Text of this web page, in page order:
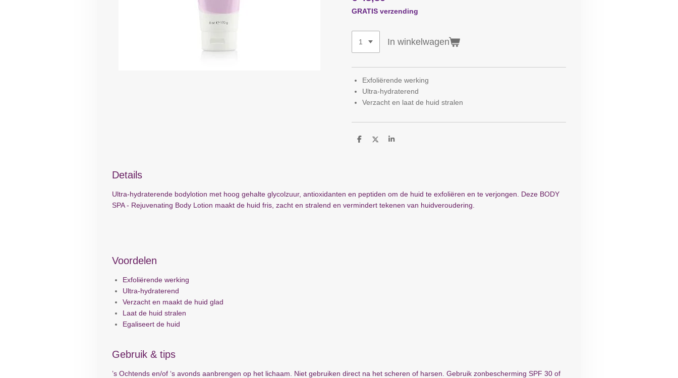
GRATIS verzending
In winkelwagen
Exfoliërende werking
Ultra-hydraterend
Verzacht en laat de huid stralen
D
D
S
Details
Ultra-hydraterende bodylotion met hoog gehalte glycolzuur, antioxidanten en peptiden om de huid te exfoliëren en te verjongen. Deze BODY
SPA - Rejuvenating Body Lotion maakt de huid fris, zacht en stralend en vermindert tekenen van huidveroudering.
Voordelen
Exfoliërende werking
Ultra-hydraterend
Verzacht en maakt de huid glad
Laat de huid stralen
Egaliseert de huid
Gebruik & tips
’s Ochtends en/of ‘s avonds aanbrengen op het lichaam. Niet gebruiken direct na het scheren of harsen. Gebruik zonbescherming SPF 30 of